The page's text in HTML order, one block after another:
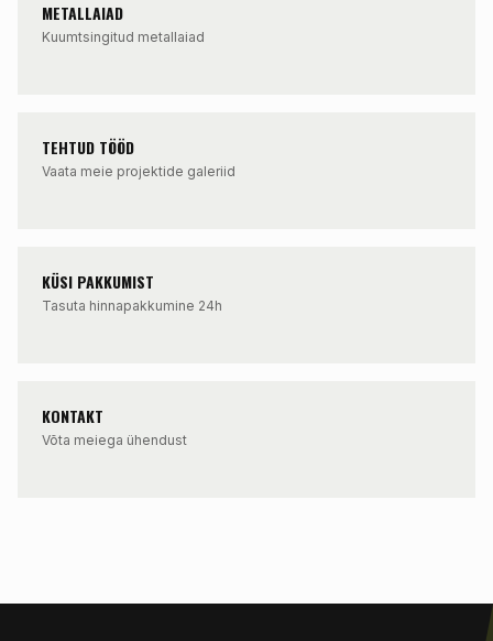
METALLAIAD
Kuumtsingitud metallaiad
TEHTUD TÖÖD
Vaata meie projektide galeriid
KÜSI PAKKUMIST
Tasuta hinnapakkumine 24h
KONTAKT
Võta meiega ühendust